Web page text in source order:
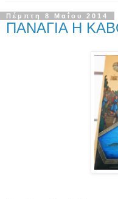
Πέμπτη 8 Μαΐου 2014
ΠΑΝΑΓΙΑ Η